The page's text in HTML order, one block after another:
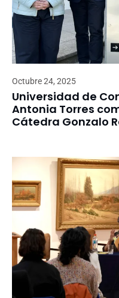
Octubre 24, 2025
Universidad de
Antonia Torres
Cátedra Gonzalo